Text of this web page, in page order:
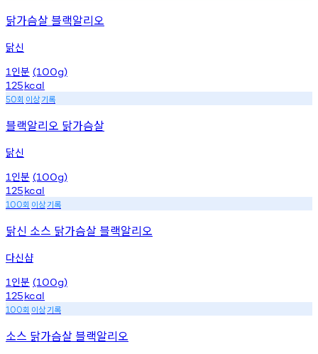
닭가슴살 블랙알리오
닭신
1 인분 (100g)
125kcal
50회 이상기록
블랙알리오 닭가슴살
닭신
1 인분 (100g)
125kcal
100회 이상기록
닭신 소스 닭가슴살 블랙알리오
다신샵
1 인분 (100g)
125kcal
100회 이상기록
소스 닭가슴살 블랙알리오